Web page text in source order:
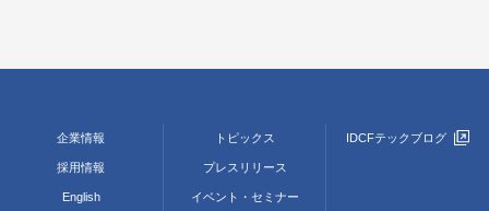
企業情報
採用情報
English
トピックス
プレスリリース
イベント・セミナー
IDCFテックブログ